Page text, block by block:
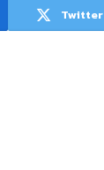
Twitter